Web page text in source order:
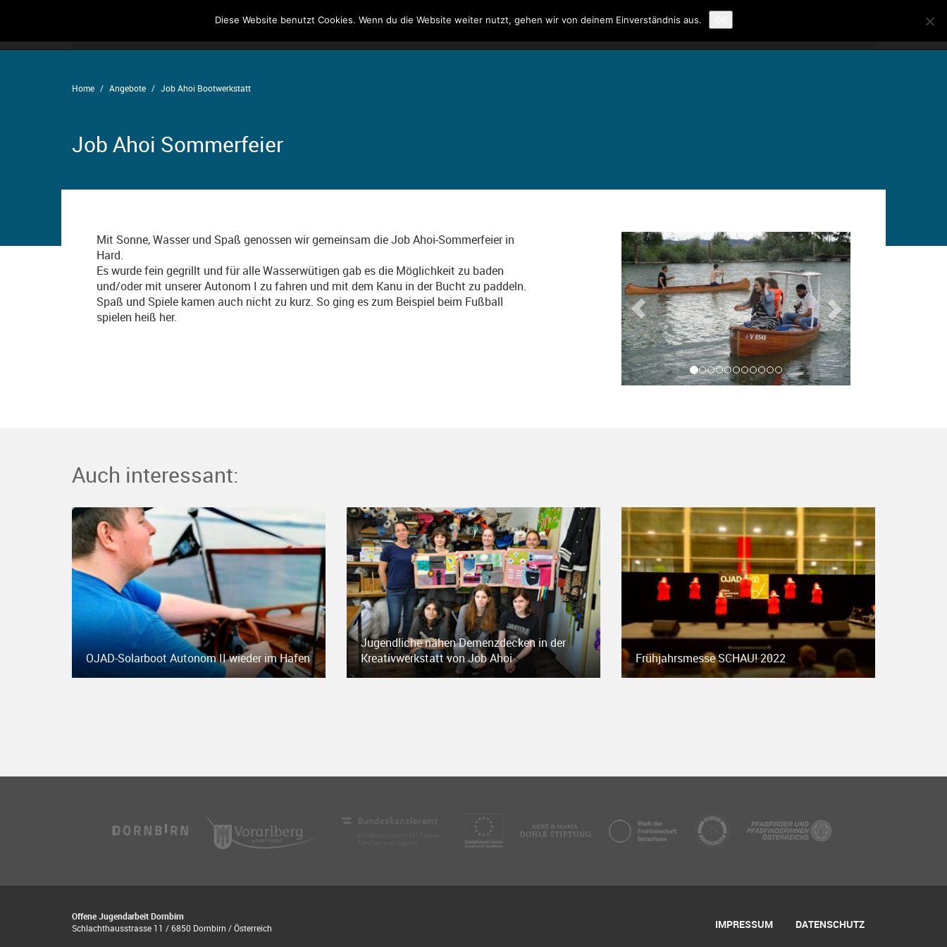
Der Verein Kontakt Suche
Home Angebote Job Ahoi Bootwerkstatt
Job Ahoi Sommerfeier
Mit Sonne, Wasser und Spaß genossen wir gemeinsam die Job Ahoi-Sommerfeier in
Hard.
Es wurde fein gegrillt und für alle Wasserwütigen gab es die Möglichkeit zu baden
und/oder mit unserer Autonom I zu fahren und mit dem Kanu in der Bucht zu paddeln.
Spaß und Spiele kamen auch nicht zu kurz. So ging es zum Beispiel beim Fußball
spielen heiß her.
Auch interessant:
OJAD-Solarboot Autonom II wieder im Hafen
Jugendliche nähen Demenzdecken in der
Kreativwerkstatt von Job Ahoi
Frühjahrsmesse SCHAU! 2022
Offene Jugendarbeit Dornbirn
Schlachthausstrasse 11 / 6850 Dornbirn / Österreich
IMPRESSUM DATENSCHUTZ
Diese Website benutzt Cookies. Wenn du die Website weiter nutzt, gehen wir von deinem Einverständnis aus.